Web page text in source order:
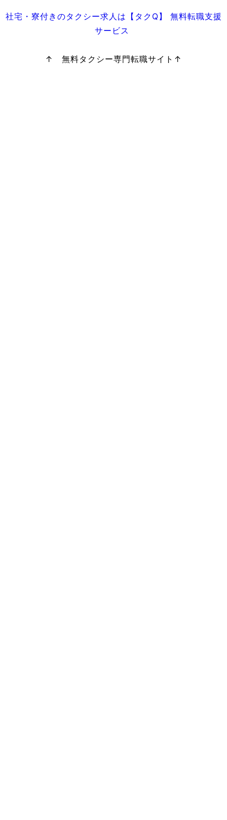
社宅・寮付きのタクシー求人は【タクQ】 無料転職支援
サービス
↑ 無料タクシー専門転職サイト↑